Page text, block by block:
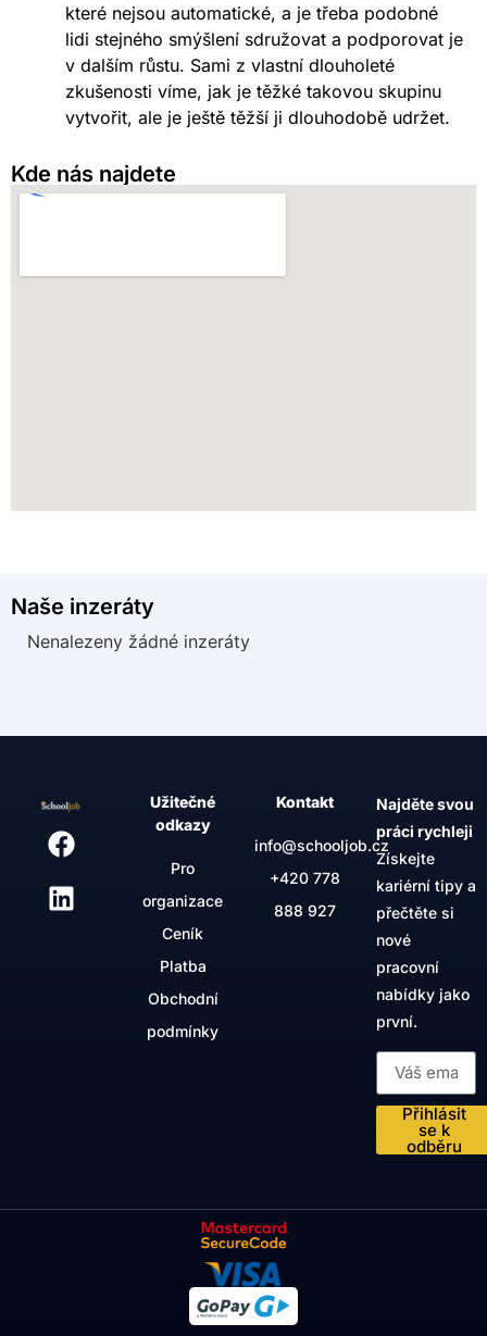
které nejsou automatické, a je třeba podobné
lidi stejného smýšlení sdružovat a podporovat je
v dalším růstu. Sami z vlastní dlouholeté
zkušenosti víme, jak je těžké takovou skupinu
vytvořit, ale je ještě těžší ji dlouhodobě udržet.
Kde nás najdete
Naše inzeráty
Nenalezeny žádné inzeráty
Užitečné
odkazy
Pro
organizace
Ceník
Platba
Obchodní
podmínky
Kontakt
info@schooljob.cz
+420 778
888 927
Najděte svou
práci rychleji
Získejte
kariérní tipy a
přečtěte si
nové
pracovní
nabídky jako
první.
Přihlásit
se k
odběru